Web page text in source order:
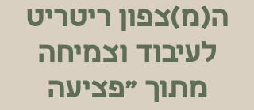
ה(מ)צפון ריטריט
לעיבוד וצמיחה
מתוך "פציעה